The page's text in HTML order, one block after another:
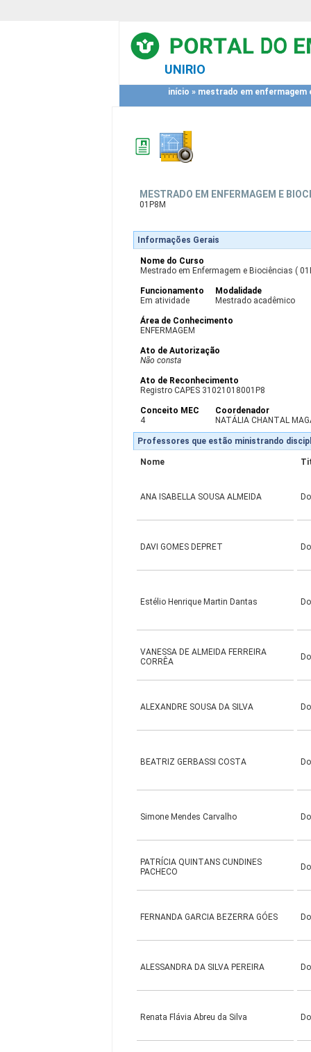
UNIRIO
início » mestrado em enfermagem
MESTRADO EM ENFERMAGEM E
01P8M
Informações Gerais
Nome do Curso
Mestrado em Enfermagem e Biociências (
Funcionamento
Em atividade
Modalidade
Mestrado acadêmico
Área de Conhecimento
ENFERMAGEM
Ato de Autorização
Não consta
Ato de Reconhecimento
Registro CAPES 31021018001P8
Conceito MEC
4
Coordenador
NATÁLIA CHANTAL
Professores que estão ministrando
Nome
ANA ISABELLA SOUSA ALMEIDA
DAVI GOMES DEPRET
Estélio Henrique Martin Dantas
VANESSA DE ALMEIDA FERREIRA
CORRÊA
ALEXANDRE SOUSA DA SILVA
BEATRIZ GERBASSI COSTA
Simone Mendes Carvalho
PATRÍCIA QUINTANS CUNDINES
PACHECO
FERNANDA GARCIA BEZERRA GÓES
ALESSANDRA DA SILVA PEREIRA
Renata Flávia Abreu da Silva